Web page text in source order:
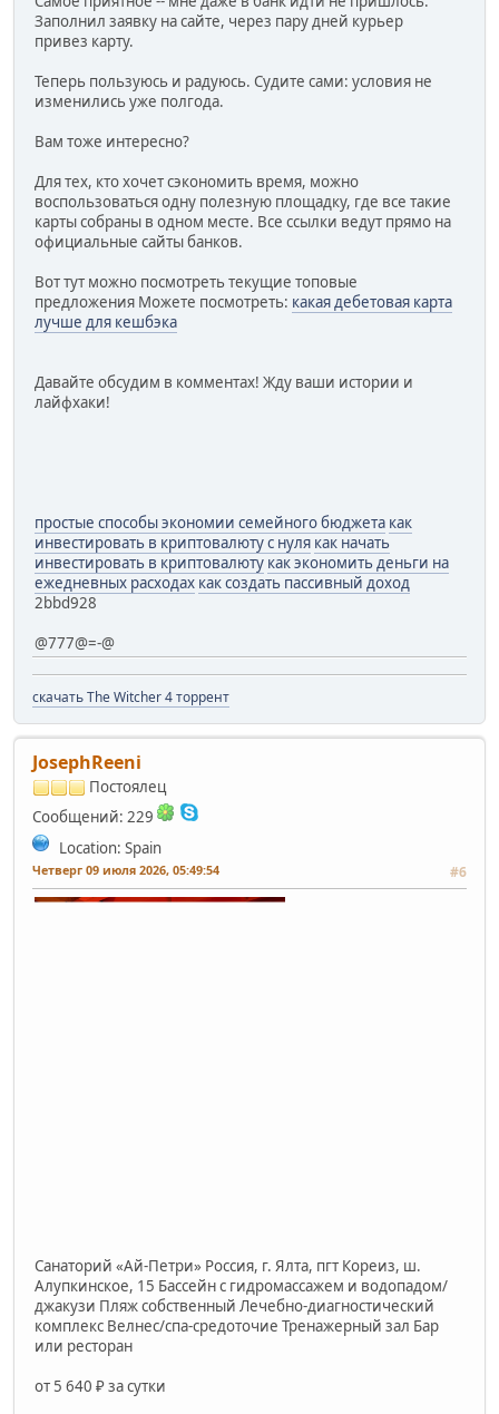
Заполнил заявку на сайте, через пару дней курьер
привез карту.
Теперь пользуюсь и радуюсь. Судите сами: условия не
изменились уже полгода.
Вам тоже интересно?
Для тех, кто хочет сэкономить время, можно
воспользоваться одну полезную площадку, где все такие
карты собраны в одном месте. Все ссылки ведут прямо на
официальные сайты банков.
Вот тут можно посмотреть текущие топовые
предложения Можете посмотреть: какая дебетовая карта
лучше для кешбэка
Давайте обсудим в комментах! Жду ваши истории и
лайфхаки!
простые способы экономии семейного бюджета как
инвестировать в криптовалюту с нуля как начать
инвестировать в криптовалюту как экономить деньги на
ежедневных расходах как создать пассивный доход
2bbd928
@777@=-@
скачать The Witcher 4 торрент
JosephReeni
Постоялец
Сообщений: 229
Location: Spain
Четверг 09 июля 2026, 05:49:54 #6
Санаторий «Ай-Петри» Россия, г. Ялта, пгт Кореиз, ш.
Алупкинское, 15 Бассейн с гидромассажем и водопадом/
джакузи Пляж собственный Лечебно-диагностический
комплекс Велнес/спа-средоточие Тренажерный зал Бар
или ресторан
от 5 640 ₽ за сутки